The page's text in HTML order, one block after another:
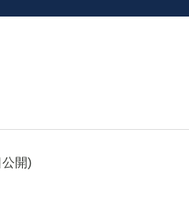
公開)